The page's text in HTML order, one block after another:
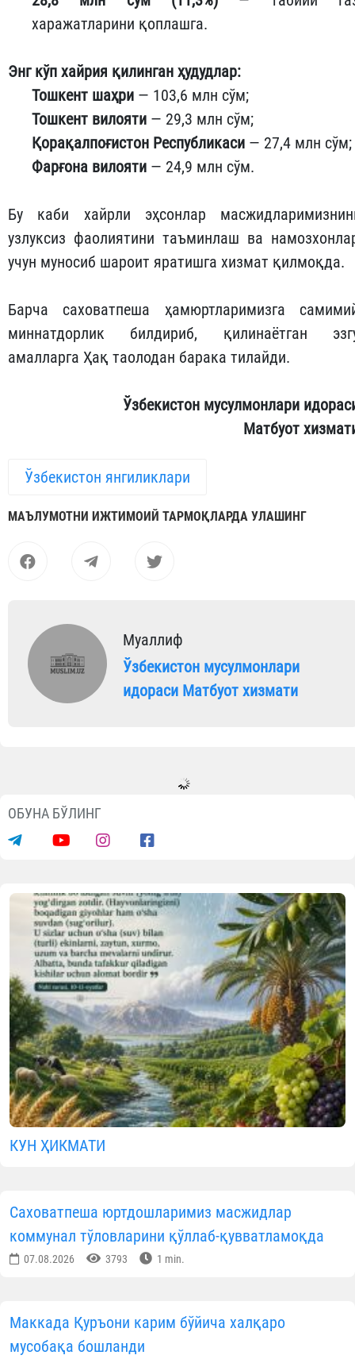
харажатларини қоплашга.
Энг кўп хайрия қилинган ҳудудлар:
Тошкент шаҳри — 103,6 млн сўм;
Тошкент вилояти — 29,3 млн сўм;
Қорақалпоғистон Республикаси — 27,4 млн сўм;
Фарғона вилояти — 24,9 млн сўм.
Бу каби хайрли эҳсонлар
узлуксиз фаолиятини таъминлаш ва
учун муносиб шароит яратишга хизмат қилмоқда.
Барча саховатпеша ҳамюртларимизга
миннатдорлик билдириб, қилинаётган
амалларга Ҳақ таолодан барака тилайди.
Ўзбекистон мусулмонлари
Матбуот
Ўзбекистон янгиликлари
МАЪЛУМОТНИ ИЖТИМОИЙ ТАРМОҚЛАРДА УЛАШИНГ
Муаллиф
Ўзбекистон мусулмонлари
идораси Матбуот хизмати
ОБУНА БЎЛИНГ
КУН ҲИКМАТИ
Саховатпеша юртдошларимиз масжидлар
коммунал тўловларини қўллаб-қувватламоқда
07.08.2026 3793 1 min.
Маккада Қуръони карим бўйича халқаро
мусобақа бошланди